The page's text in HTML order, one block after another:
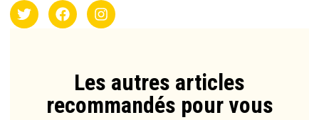
Les autres articles
recommandés pour vous​